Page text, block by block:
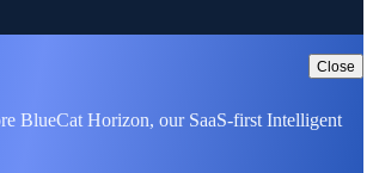
Close
BlueCat Horizon, our SaaS-first Intelligent